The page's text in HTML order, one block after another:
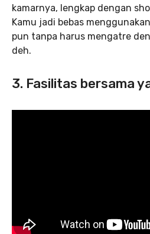
kamarnya, lengkap dengan
Kamu jadi bebas
pun tanpa harus mengatre
deh.
3. Fasilitas bersama